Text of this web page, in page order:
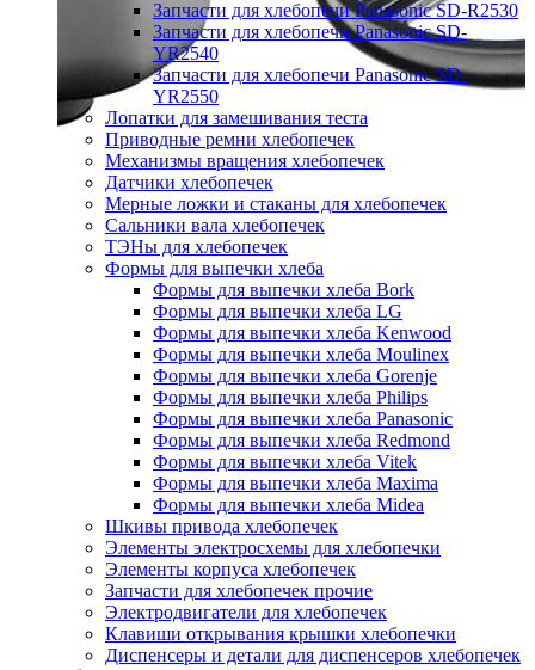
Запчасти для хлебопечи Panasonic SD-R2530
Запчасти для хлебопечи Panasonic SD-
YR2540
Запчасти для хлебопечи Panasonic SD-
YR2550
Лопатки для замешивания теста
Приводные ремни хлебопечек
Механизмы вращения хлебопечек
Датчики хлебопечек
Мерные ложки и стаканы для хлебопечек
Сальники вала хлебопечек
ТЭНы для хлебопечек
Формы для выпечки хлеба
Формы для выпечки хлеба Bork
Формы для выпечки хлеба LG
Формы для выпечки хлеба Kenwood
Формы для выпечки хлеба Moulinex
Формы для выпечки хлеба Gorenje
Формы для выпечки хлеба Philips
Формы для выпечки хлеба Panasonic
Формы для выпечки хлеба Redmond
Формы для выпечки хлеба Vitek
Формы для выпечки хлеба Maxima
Формы для выпечки хлеба Midea
Шкивы привода хлебопечек
Элементы электросхемы для хлебопечки
Элементы корпуса хлебопечек
Запчасти для хлебопечек прочие
Электродвигатели для хлебопечек
Клавиши открывания крышки хлебопечки
Диспенсеры и детали для диспенсеров хлебопечек